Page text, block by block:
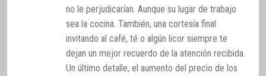
no le perjudicarían. Aunque su lugar de trabajo
sea la cocina. También, una cortesía final
invitando al café, té o algún licor siempre te
dejan un mejor recuerdo de la atención recibida.
Un último detalle, el aumento del precio de los